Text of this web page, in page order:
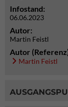
Infostand:
06.06.2023
Autor:
Martin Feistl
Autor
Martin Feistl